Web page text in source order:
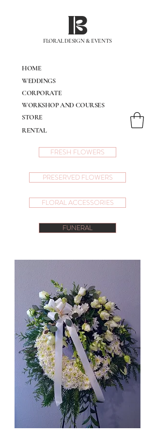
IB
FLORAL DESIGN & EVENTS
HOME
WEDDINGS
CORPORATE
WORKSHOP AND COURSES
STORE
RENTAL
FRESH FLOWERS
PRESERVED FLOWERS
FLORAL ACCESSORIES
FUNERAL